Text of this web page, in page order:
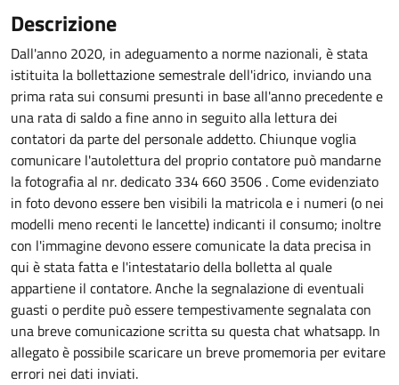
Descrizione
Dall'anno 2020, in adeguamento a norme nazionali, è stata
istituita la bollettazione semestrale dell'idrico, inviando una
prima rata sui consumi presunti in base all'anno precedente e
una rata di saldo a fine anno in seguito alla lettura dei
contatori da parte del personale addetto. Chiunque voglia
comunicare l'autolettura del proprio contatore può mandarne
la fotografia al nr. dedicato 334 660 3506 . Come evidenziato
in foto devono essere ben visibili la matricola e i numeri (o nei
modelli meno recenti le lancette) indicanti il consumo; inoltre
con l'immagine devono essere comunicate la data precisa in
qui è stata fatta e l'intestatario della bolletta al quale
appartiene il contatore. Anche la segnalazione di eventuali
guasti o perdite può essere tempestivamente segnalata con
una breve comunicazione scritta su questa chat whatsapp. In
allegato è possibile scaricare un breve promemoria per evitare
errori nei dati inviati.